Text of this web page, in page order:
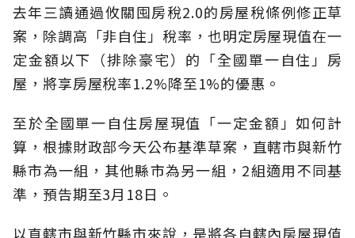
去年三讀通過攸關囤房稅2.0的房屋稅條例修正草
案，除調高「非自住」稅率，也明定房屋現值在一
定金額以下（排除豪宅）的「全國單一自住」房
屋，將享房屋稅率1.2%降至1%的優惠。
至於全國單一自住房屋現值「一定金額」如何計
算，根據財政部今天公布基準草案，直轄市與新竹
縣市為一組，其他縣市為另一組，2組適用不同基
準，預告期至3月18日。
以直轄市與新竹縣市來說，是將各自轄內房屋現值